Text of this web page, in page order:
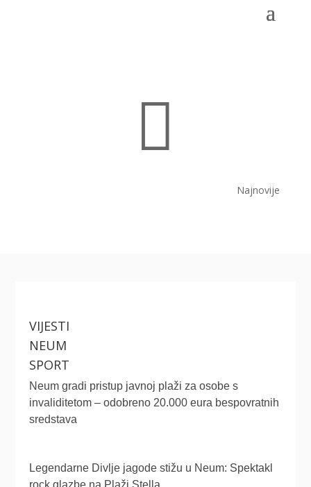

Najnovije
VIJESTI
NEUM
SPORT
Neum gradi pristup javnoj plaži za osobe s
invaliditetom – odobreno 20.000 eura bespovratnih
sredstava
Legendarne Divlje jagode stižu u Neum: Spektakl
rock glazbe na Plaži Stella